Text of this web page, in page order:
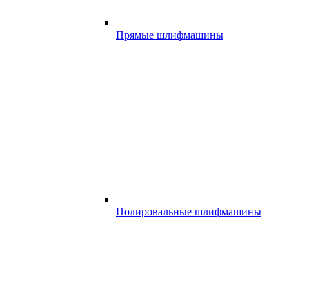
Прямые шлифмашины
Полировальные шлифмашины